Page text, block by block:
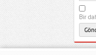
Bir